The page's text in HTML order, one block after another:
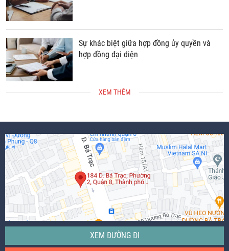
Sự khác biệt giữa hợp đồng ủy quyền và
hợp đồng đại diện
XEM THÊM
XEM ĐƯỜNG ĐI